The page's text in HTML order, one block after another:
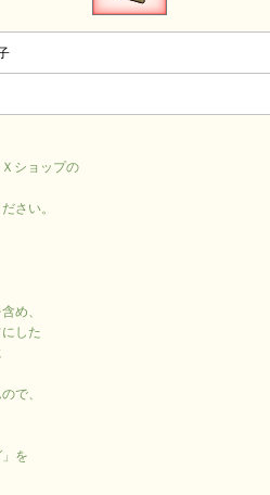
ショップの
さい。
め、
した
で、
を